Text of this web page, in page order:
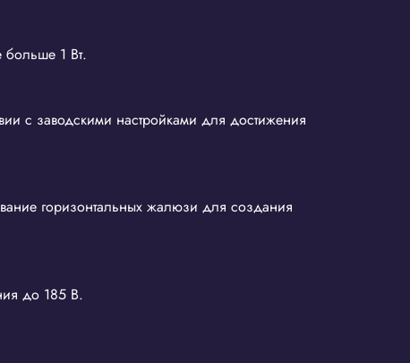
больше 1 Вт.
с заводскими настройками для достижения
горизонтальных жалюзи для создания
до 185 В.